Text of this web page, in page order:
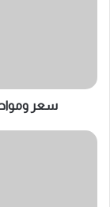
سعر
سعر